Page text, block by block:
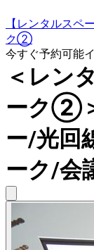
【レンタルスペ
ク②
今すぐ予約可能
＜レン
ーク②
ー/光回
ーク/会